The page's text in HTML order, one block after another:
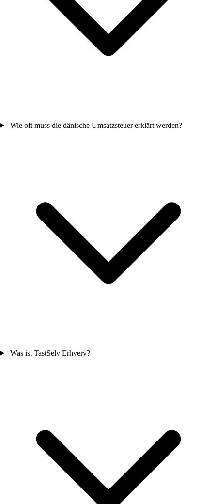
Wie oft muss die dänische Umsatzsteuer erklärt werden?
Was ist TastSelv Erhverv?